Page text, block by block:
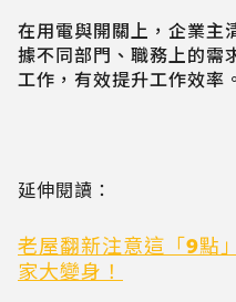
在用電與開關上，企業主
據不同部門、職務上的需
工作，有效提升工作效率。
延伸閱讀：
老屋翻新注意這「9點
家大變身！